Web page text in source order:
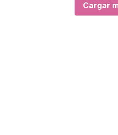
Cargar